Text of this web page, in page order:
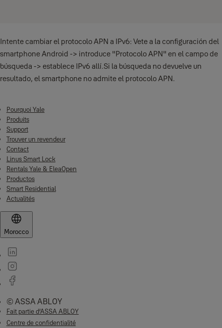
Intente cambiar el protocolo APN a IPv6: Vete a la configuración del
smartphone Android -> introduce "Protocolo APN" en el campo de
búsqueda -> establece IPv6 allí.Si la búsqueda no devuelve un
resultado, el smartphone no admite el protocolo APN.
Pourquoi Yale
Produits
Support
Trouver un revendeur
Contact
Linus Smart Lock
Rentals Yale & EleaOpen
Productos
Smart Residential
Actualités
Morocco
© ASSA ABLOY
Fait partie d’ASSA ABLOY
Centre de confidentialité